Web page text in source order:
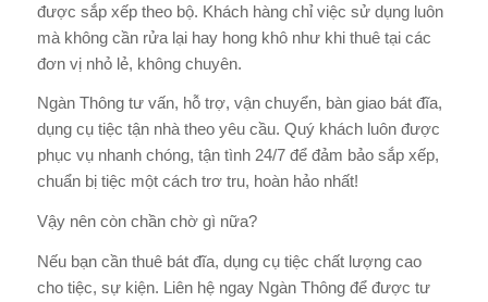
được sắp xếp theo bộ. Khách hàng chỉ việc sử dụng luôn
mà không cần rửa lại hay hong khô như khi thuê tại các
đơn vị nhỏ lẻ, không chuyên.
Ngàn Thông tư vấn, hỗ trợ, vận chuyển, bàn giao bát đĩa,
dụng cụ tiệc tận nhà theo yêu cầu. Quý khách luôn được
phục vụ nhanh chóng, tận tình 24/7 để đảm bảo sắp xếp,
chuẩn bị tiệc một cách trơ tru, hoàn hảo nhất!
Vậy nên còn chần chờ gì nữa?
Nếu bạn cần thuê bát đĩa, dụng cụ tiệc chất lượng cao
cho tiệc, sự kiện. Liên hệ ngay Ngàn Thông để được tư